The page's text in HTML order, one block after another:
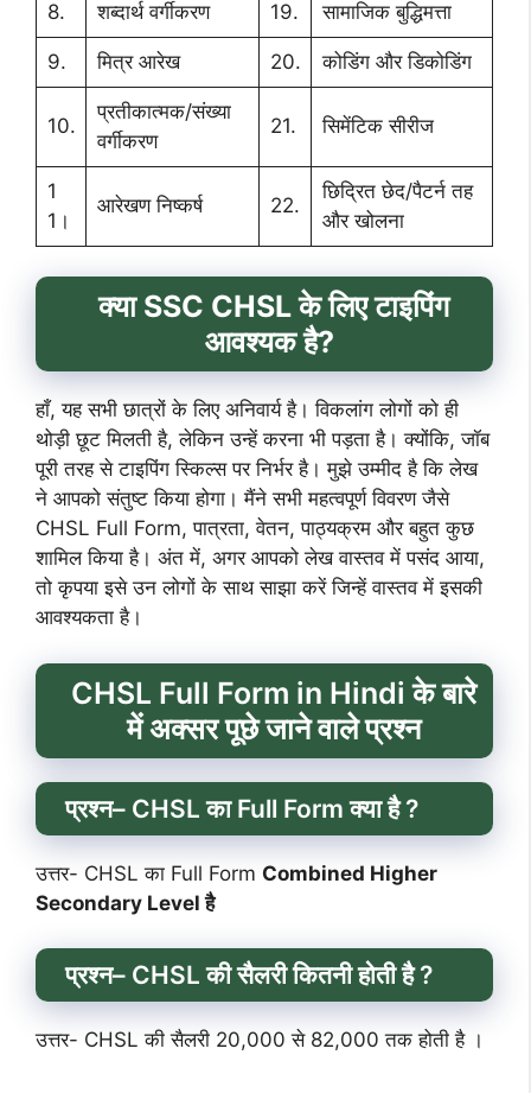
8. शब्दार्थ वर्गीकरण 19. सामाजिक बुद्धिमत्ता
9. मित्र आरेख 20. कोडिंग और डिकोडिंग
10.
प्रतीकात्मक/संख्या
वर्गीकरण
21. सिमेंटिक सीरीज
1
1।
आरेखण निष्कर्ष 22.
छिद्रित छेद/पैटर्न तह
और खोलना
क्या SSC CHSL के लिए टाइपिंग
आवश्यक है?
हाँ, यह सभी छात्रों के लिए अनिवार्य है। विकलांग लोगों को ही
थोड़ी छूट मिलती है, लेकिन उन्हें करना भी पड़ता है। क्योंकि, जॉब
पूरी तरह से टाइपिंग स्किल्स पर निर्भर है। मुझे उम्मीद है कि लेख
ने आपको संतुष्ट किया होगा। मैंने सभी महत्वपूर्ण विवरण जैसे
CHSL Full Form, पात्रता, वेतन, पाठ्यक्रम और बहुत कुछ
शामिल किया है। अंत में, अगर आपको लेख वास्तव में पसंद आया,
तो कृपया इसे उन लोगों के साथ साझा करें जिन्हें वास्तव में इसकी
आवश्यकता है।
CHSL Full Form in Hindi के बारे
मेंअक्सर पूछे जाने वाले प्रश्न
प्रश्न– CHSL का Full Form क्या है ?
उत्तर- CHSL का Full Form Combined Higher
Secondary Level है
प्रश्न– CHSL की सैलरी कितनी होती है ?
उत्तर- CHSL की सैलरी 20,000 से 82,000 तक होती है ।